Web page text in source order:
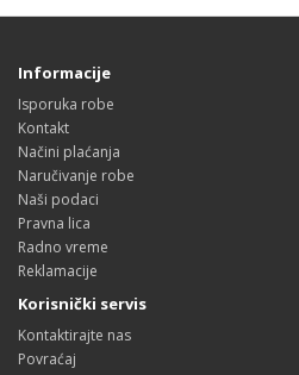
Informacije
Isporuka robe
Kontakt
Načini plaćanja
Naručivanje robe
Naši podaci
Pravna lica
Radno vreme
Reklamacije
Korisnički servis
Kontaktirajte nas
Povraćaj